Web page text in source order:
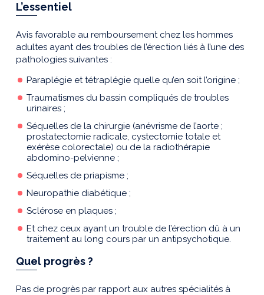
L’essentiel
Avis favorable au remboursement chez les hommes
adultes ayant des troubles de l’érection liés à l’une des
pathologies suivantes :
Paraplégie et tétraplégie quelle qu’en soit l’origine ;
Traumatismes du bassin compliqués de troubles
urinaires ;
Séquelles de la chirurgie (anévrisme de l’aorte ;
prostatectomie radicale, cystectomie totale et
exérèse colorectale) ou de la radiothérapie
abdomino-pelvienne ;
Séquelles de priapisme ;
Neuropathie diabétique ;
Sclérose en plaques ;
Et chez ceux ayant un trouble de l’érection dû à un
traitement au long cours par un antipsychotique.
Quel progrès ?
Pas de progrès par rapport aux autres spécialités à